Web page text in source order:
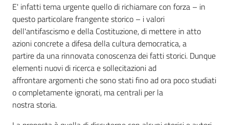
Assemblea
legislativa
Assemblea
Attività
E' infatti tema urgente quello di richiamare con forza – in
questo particolare frangente storico – i valori
dell'antifascismo e della Costituzione, di mettere in atto
azioni concrete a difesa della cultura democratica, a
partire da una rinnovata conoscenza dei fatti storici. Dunque
elementi nuovi di ricerca e sollecitazioni ad
affrontare argomenti che sono stati fino ad ora poco studiati
o completamente ignorati, ma centrali per la
nostra storia.